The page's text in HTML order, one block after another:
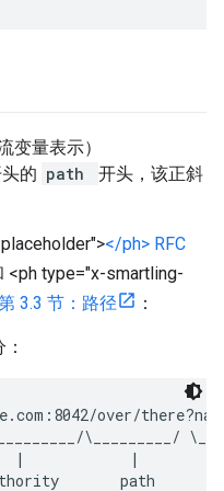
变量表示）
的 path
开头，该正斜
</ph> RFC
<ph type="x-smartling-
3.3 节：路径 ：
over/
\_________/
|            |